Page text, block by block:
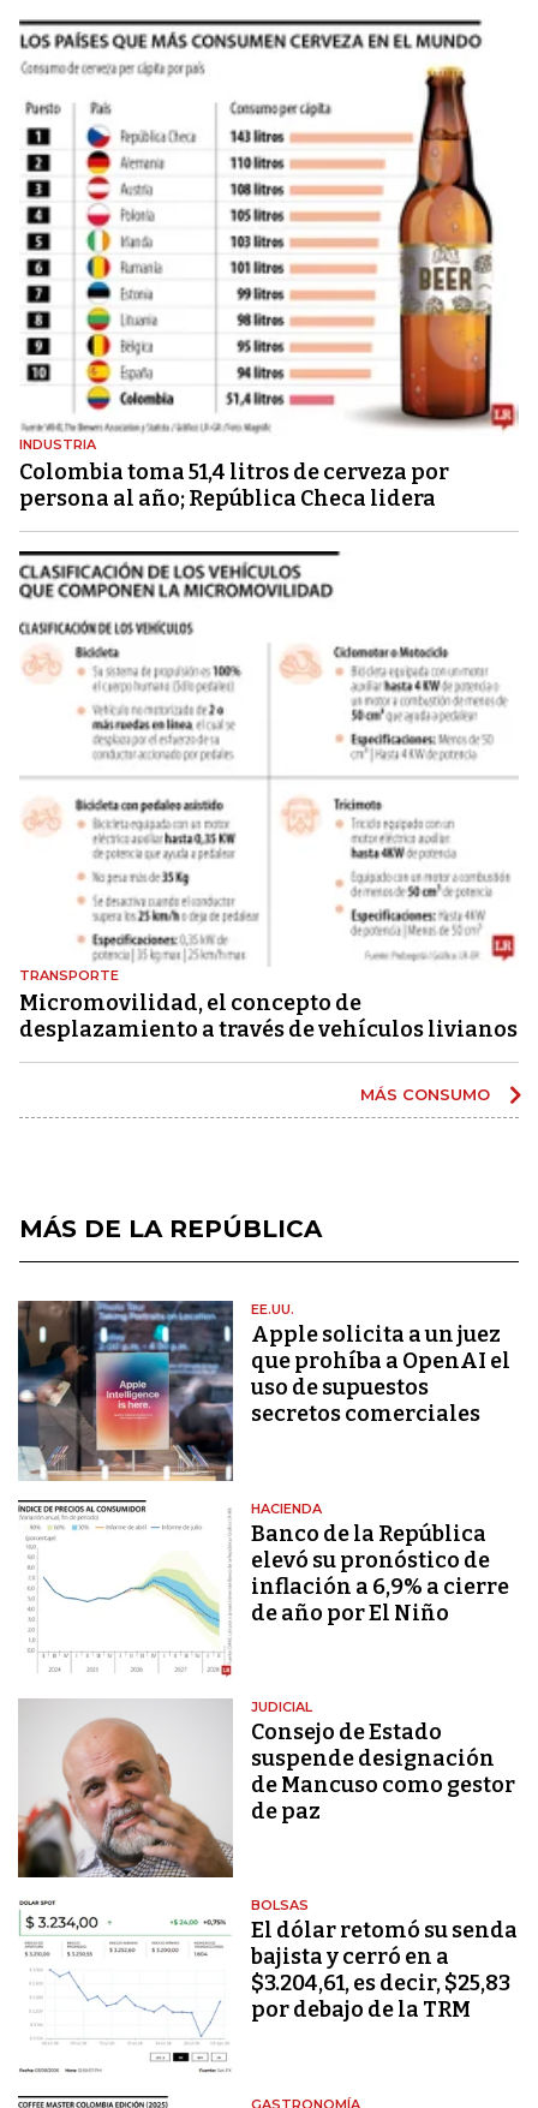
INDUSTRIA
Colombia toma 51,4 litros de cerveza por
persona al año; República Checa lidera
TRANSPORTE
Micromovilidad, el concepto de
desplazamiento a través de vehículos livianos
MÁS CONSUMO
MÁS DE LA REPÚBLICA
EE.UU.
Apple solicita a un juez
que prohíba a OpenAI el
uso de supuestos
secretos comerciales
HACIENDA
Banco de la República
elevó su pronóstico de
inflación a 6,9% a cierre
de año por El Niño
JUDICIAL
Consejo de Estado
suspende designación
de Mancuso como gestor
de paz
BOLSAS
El dólar retomó su senda
bajista y cerró en a
$3.204,61, es decir, $25,83
por debajo de la TRM
GASTRONOMÍA